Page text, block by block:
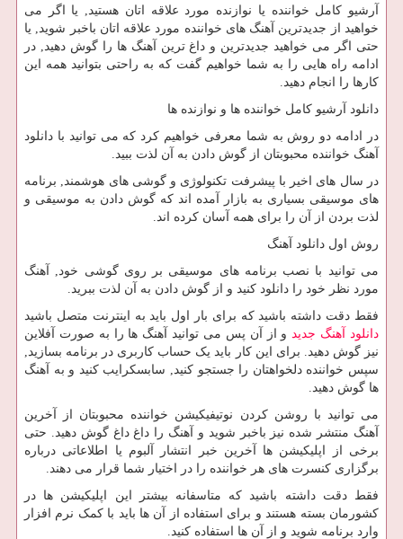
آرشیو کامل خواننده یا نوازنده مورد علاقه اتان هستید, یا اگر می
خواهید از جدیدترین آهنگ های خواننده مورد علاقه اتان باخبر شوید, یا
حتی اگر می خواهید جدیدترین و داغ ترین آهنگ ها را گوش دهید, در
ادامه راه هایی را به شما خواهیم گفت که به راحتی بتوانید همه این
کارها را انجام دهید.
دانلود آرشیو کامل خواننده ها و نوازنده ها
در ادامه دو روش به شما معرفی خواهیم کرد که می توانید با دانلود
آهنگ خواننده محبوبتان از گوش دادن به آن لذت ببید.
در سال های اخیر با پیشرفت تکنولوژی و گوشی های هوشمند, برنامه
های موسیقی بسیاری به بازار آمده اند که گوش دادن به موسیقی و
لذت بردن از آن را برای همه آسان کرده اند.
روش اول دانلود آهنگ
می توانید با نصب برنامه های موسیقی بر روی گوشی خود, آهنگ
مورد نظر خود را دانلود کنید و از گوش دادن به آن لذت ببرید.
فقط دقت داشته باشید که برای بار اول باید به اینترنت متصل باشید
دانلود آهنگ جدید و از آن پس می توانید آهنگ ها را به صورت آفلاین
نیز گوش دهید. برای این کار باید یک حساب کاربری در برنامه بسازید,
سپس خواننده دلخواهتان را جستجو کنید, سابسکرایب کنید و به آهنگ
ها گوش دهید.
می توانید با روشن کردن نوتیفیکیشن خواننده محبوبتان از آخرین
آهنگ منتشر شده نیز باخبر شوید و آهنگ را داغ داغ گوش دهید. حتی
برخی از اپلیکیشن ها آخرین خبر انتشار آلبوم یا اطلاعاتی درباره
برگزاری کنسرت های هر خواننده را در اختیار شما قرار می دهند.
فقط دقت داشته باشید که متاسفانه بیشتر این اپلیکیشن ها در
کشورمان بسته هستند و برای استفاده از آن ها باید با کمک نرم افزار
وارد برنامه شوید و از آن ها استفاده کنید.